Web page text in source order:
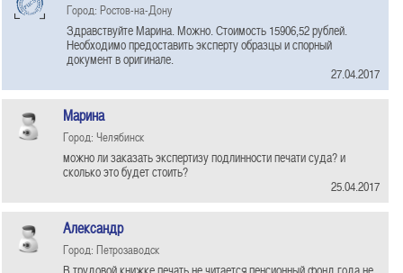
Город: Ростов-на-Дону
Здравствуйте Марина. Можно. Стоимость 15906,52 рублей.
Необходимо предоставить эксперту образцы и спорный
документ в оригинале.
27.04.2017
Марина
Город: Челябинск
можно ли заказать экспертизу подлинности печати суда? и
сколько это будет стоить?
25.04.2017
Александр
Город: Петрозаводск